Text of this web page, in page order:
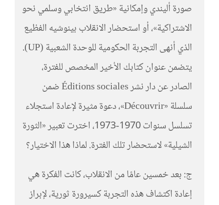
صورة أليندي وإمكانية «طريق انتخابي وسلمي نحو
الاشتراكية»، أو استحضار الانقلاب بينوشيه الفظيع
الذي أنهى التجربة الحكومية للوحدة الشعبية (UP).
يتضمن عنوان كتابك الأخير المخصص للفترة،
الصادر عن دار نشر Éditions sociales ضمن
سلسلة «Découvrir»، دعوة مثيرة لإعادة استجلاء
تسلسل سنوات 1970-1973، اخترت تعبير «الثورة
الشيلية» لاستحضار تلك الفترة. لماذا هذا الاختيار؟
ج: بعد خمسين عامًا من الانقلاب، كانت الفكرة هي
إعادة اكتشاف هذه التجربة كسيرورة ثورية، لإبراز